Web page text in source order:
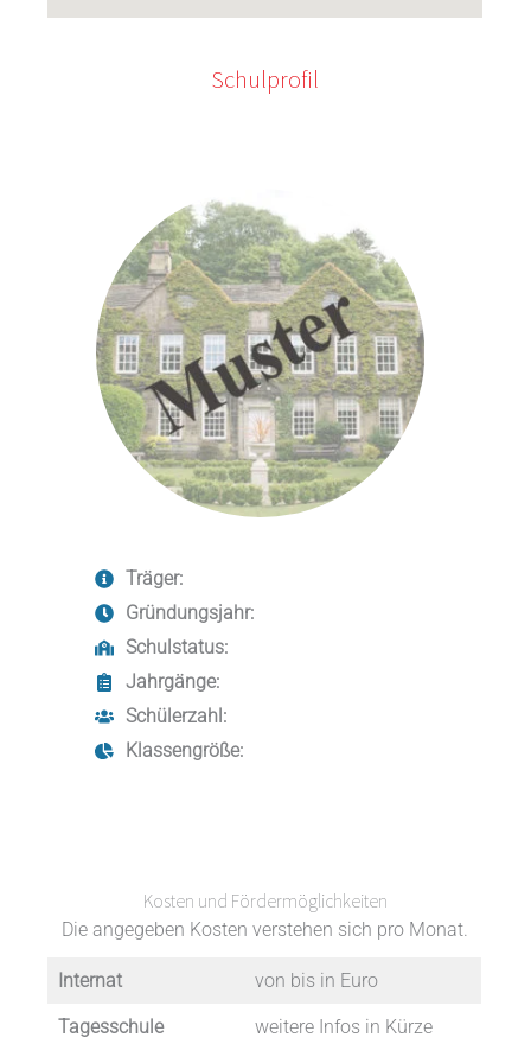
Schulprofil
Träger:
Gründungsjahr:
Schulstatus:
Jahrgänge:
Schülerzahl:
Klassengröße:
Kosten und Fördermöglichkeiten
Die angegeben Kosten verstehen sich pro Monat.
Internat von bis in Euro
Tagesschule weitere Infos in Kürze